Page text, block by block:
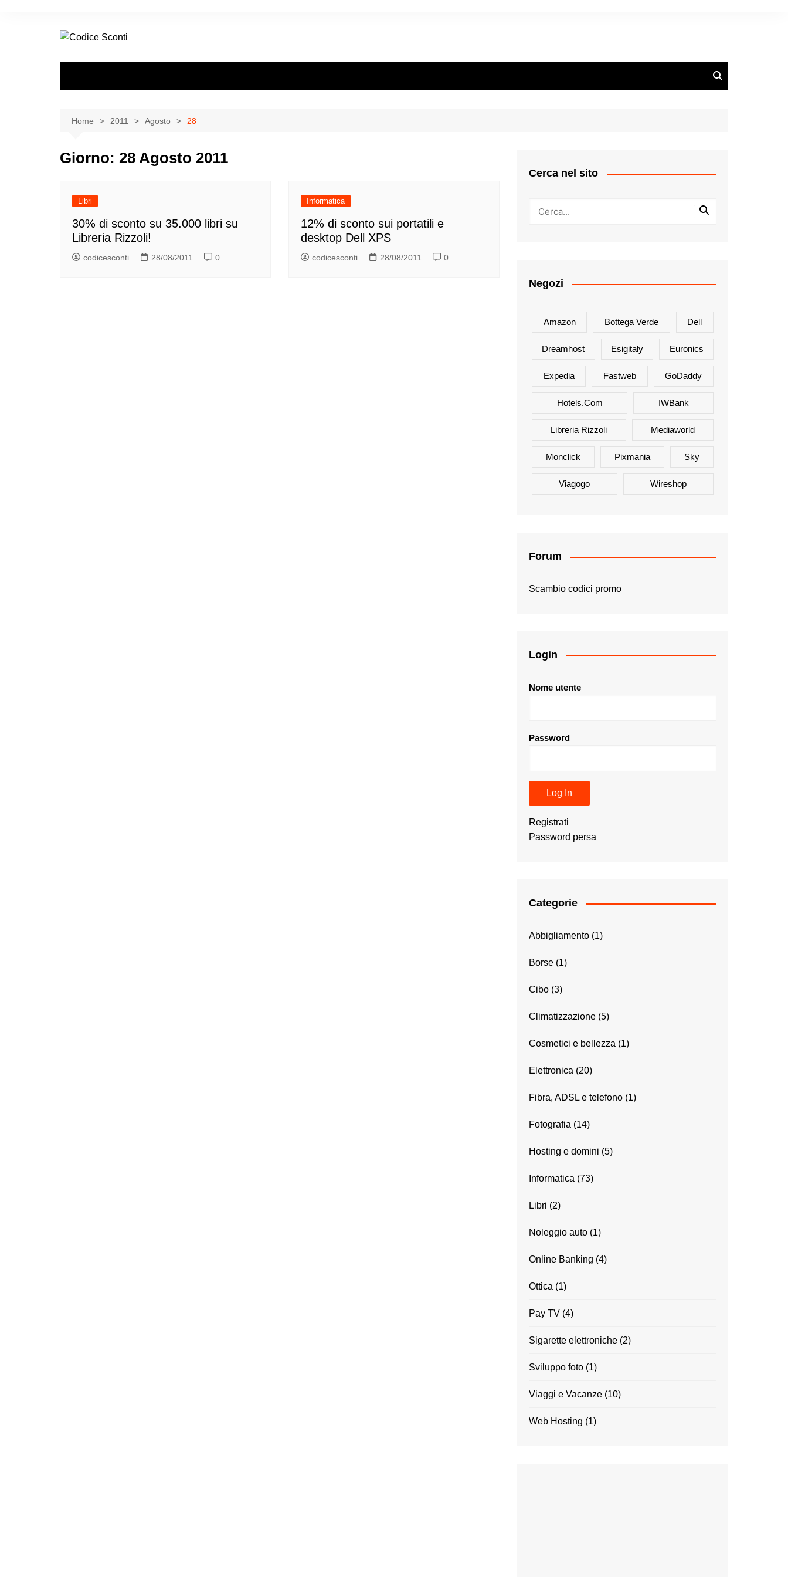
Home 2011 Agosto 28
Giorno: 28 Agosto 2011
Libri
30% di sconto su 35.000 libri su
Libreria Rizzoli!
codicesconti 28/08/2011 0
Informatica
12% di sconto sui portatili e
desktop Dell XPS
codicesconti 28/08/2011 0
Cerca nel sito
Negozi
Amazon Bottega Verde Dell
Dreamhost Esigitaly Euronics
Expedia Fastweb GoDaddy
Hotels.com IWBank
Libreria Rizzoli Mediaworld
Monclick Pixmania Sky
Viagogo Wireshop
Forum
Scambio codici promo
Login
Nome utente
Password
Registrati
Password persa
Categorie
Abbigliamento (1)
Borse (1)
Cibo (3)
Climatizzazione (5)
Cosmetici e bellezza (1)
Elettronica (20)
Fibra, ADSL e telefono (1)
Fotografia (14)
Hosting e domini (5)
Informatica (73)
Libri (2)
Noleggio auto (1)
Online Banking (4)
Ottica (1)
Pay TV (4)
Sigarette elettroniche (2)
Sviluppo foto (1)
Viaggi e Vacanze (10)
Web Hosting (1)